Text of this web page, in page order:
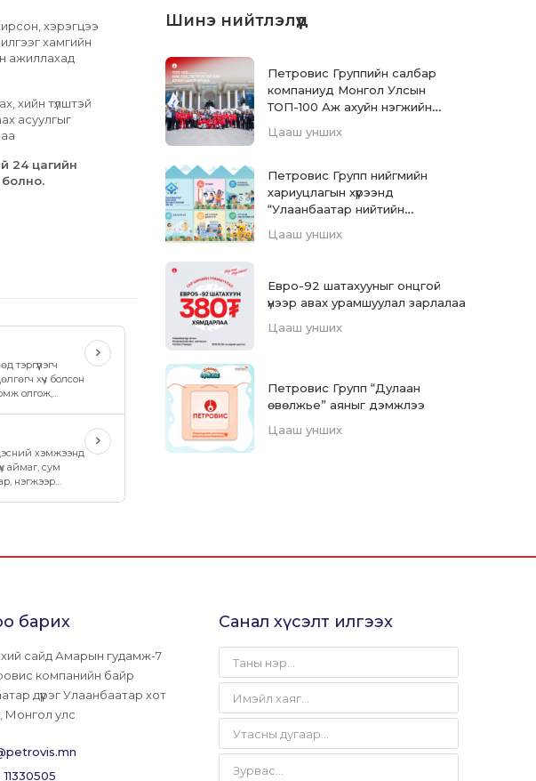
хэрэгцээ
хамгийн
ажиллахад
хийн түлштэй
асуулгыг
24 цагийн
хүч болсон
олгож,
хэмжээнд
аймаг, сум
нэгжээр
Шинэ нийтлэлүүд
Петровис Группийн салбар
компаниуд Монгол Улсын
ТОП-100 Аж ахуйн нэгжийн
Цааш унших
Петровис Групп нийгмийн
хариуцлагын хүрээнд
“Улаанбаатар нийтийн
хэрэгжүүлж, ашиглалтад орууллаа
Цааш унших
Евро-92 шатахууныг онцгой
үнээр авах урамшуулал зарлалаа
Цааш унших
Петровис Групп “Дулаан
өвөлжье” аяныг дэмжлээ
Цааш унших
барих
сайд Амарын гудамж-7
компанийн байр
дүүрэг Улаанбаатар хот
Монгол улс
Санал хүсэлт илгээх